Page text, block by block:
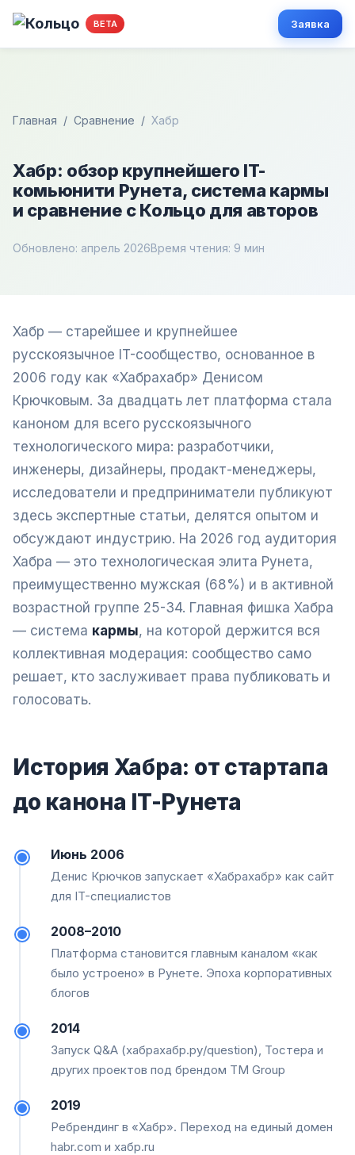
BETA Заявка
Главная / Сравнение / Хабр
Хабр: обзор крупнейшего IT-
комьюнити Рунета, система кармы
и сравнение с Кольцо для авторов
Обновлено: апрель 2026Время чтения: 9 мин
Хабр — старейшее и крупнейшее
русскоязычное IT-сообщество, основанное в
2006 году как «Хабрахабр» Денисом
Крючковым. За двадцать лет платформа стала
каноном для всего русскоязычного
технологического мира: разработчики,
инженеры, дизайнеры, продакт-менеджеры,
исследователи и предприниматели публикуют
здесь экспертные статьи, делятся опытом и
обсуждают индустрию. На 2026 год аудитория
Хабра — это технологическая элита Рунета,
преимущественно мужская (68%) и в активной
возрастной группе 25-34. Главная фишка Хабра
— система кармы, на которой держится вся
коллективная модерация: сообщество само
решает, кто заслуживает права публиковать и
голосовать.
История Хабра: от стартапа
до канона IT-Рунета
Июнь 2006
Денис Крючков запускает «Хабрахабр» как сайт
для IT-специалистов
2008–2010
Платформа становится главным каналом «как
было устроено» в Рунете. Эпоха корпоративных
блогов
2014
Запуск Q&A (хабрахабр.ру/question), Тостера и
других проектов под брендом TM Group
2019
Ребрендинг в «Хабр». Переход на единый домен
habr.com и хабр.ru